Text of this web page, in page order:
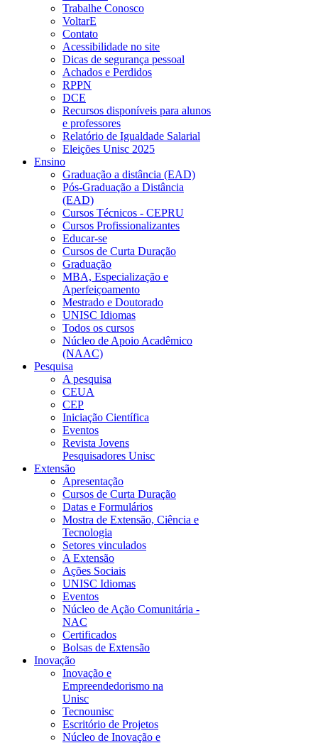
Trabalhe Conosco
VoltarE
Contato
Acessibilidade no site
Dicas de segurança pessoal
Achados e Perdidos
RPPN
DCE
Recursos disponíveis para alunos
e professores
Relatório de Igualdade Salarial
Eleições Unisc 2025
Ensino
Graduação a distância (EAD)
Pós-Graduação a Distância
(EAD)
Cursos Técnicos - CEPRU
Cursos Profissionalizantes
Educar-se
Cursos de Curta Duração
Graduação
MBA, Especialização e
Aperfeiçoamento
Mestrado e Doutorado
UNISC Idiomas
Todos os cursos
Núcleo de Apoio Acadêmico
(NAAC)
Pesquisa
A pesquisa
CEUA
CEP
Iniciação Científica
Eventos
Revista Jovens
Pesquisadores Unisc
Extensão
Apresentação
Cursos de Curta Duração
Datas e Formulários
Mostra de Extensão, Ciência e
Tecnologia
Setores vinculados
A Extensão
Ações Sociais
UNISC Idiomas
Eventos
Núcleo de Ação Comunitária -
NAC
Certificados
Bolsas de Extensão
Inovação
Inovação e
Empreendedorismo na
Unisc
Tecnounisc
Escritório de Projetos
Núcleo de Inovação e